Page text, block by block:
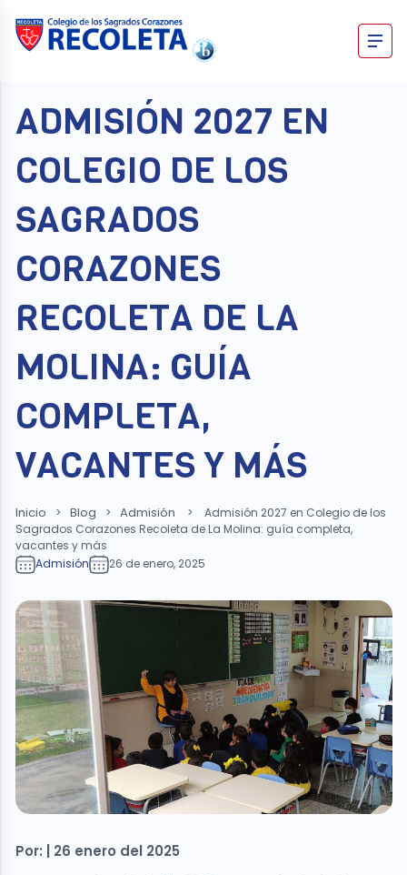
content
ADMISIÓN 2027 EN
COLEGIO DE LOS
SAGRADOS
CORAZONES
RECOLETA DE LA
MOLINA: GUÍA
COMPLETA,
VACANTES Y MÁS
Inicio > Blog > Admisión >
Admisión 2027 en Colegio de los
Sagrados Corazones Recoleta de La Molina: guía completa,
vacantes y más
Admisión
26 de enero, 2025
Por: | 26 enero del 2025